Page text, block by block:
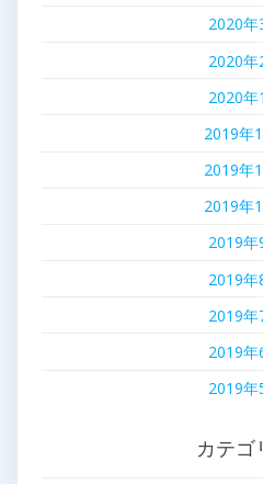
2020年
2020年
2020年
2019年
2019年
2019年
2019年
2019年
2019年
2019年
2019年
カテゴ